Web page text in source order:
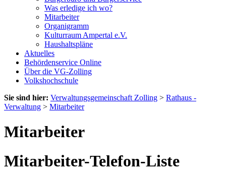
Was erledige ich wo?
Mitarbeiter
Organigramm
Kulturraum Ampertal e.V.
Haushaltspläne
Aktuelles
Behördenservice Online
Über die VG-Zolling
Volkshochschule
Sie sind hier: Verwaltungsgemeinschaft Zolling > Rathaus -
Verwaltung > Mitarbeiter
Mitarbeiter
Mitarbeiter-Telefon-Liste